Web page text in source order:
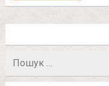
Пошук